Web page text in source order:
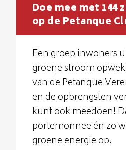
Doe mee met 144
op de Petanque
Een groep inwoners
groene stroom
van de Petanque
en de opbrengsten
kunt ook meedoen!
portemonnee én zo
groene energie op.